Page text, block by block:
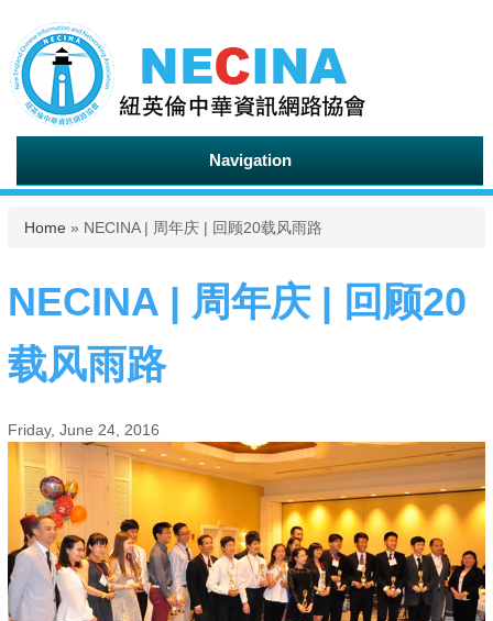
Navigation
You are here
Home » NECINA | 周年庆 | 回顾20载风雨路
NECINA | 周年庆 | 回顾20
载风雨路
Friday, June 24, 2016